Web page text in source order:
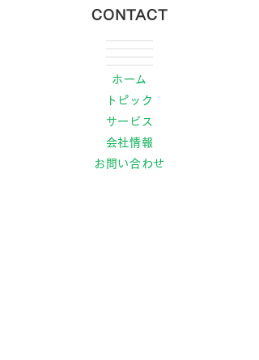
CONTACT
ホーム
トピック
サービス
会社情報
お問い合わせ